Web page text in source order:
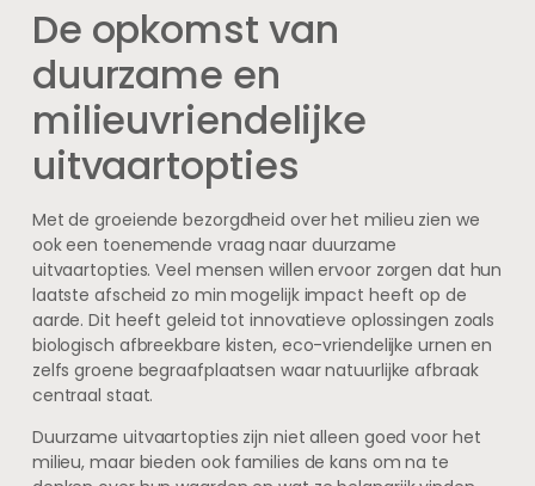
De opkomst van
duurzame en
milieuvriendelijke
uitvaartopties
Met de groeiende bezorgdheid over het milieu zien we
ook een toenemende vraag naar duurzame
uitvaartopties. Veel mensen willen ervoor zorgen dat hun
laatste afscheid zo min mogelijk impact heeft op de
aarde. Dit heeft geleid tot innovatieve oplossingen zoals
biologisch afbreekbare kisten, eco-vriendelijke urnen en
zelfs groene begraafplaatsen waar natuurlijke afbraak
centraal staat.
Duurzame uitvaartopties zijn niet alleen goed voor het
milieu, maar bieden ook families de kans om na te